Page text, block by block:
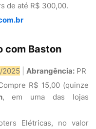
de até R$ 300,00.
com Baston
2025 Abrangência: PR
R$ 15,00 (quinze
, em uma das lojas
Elétricas, no valor